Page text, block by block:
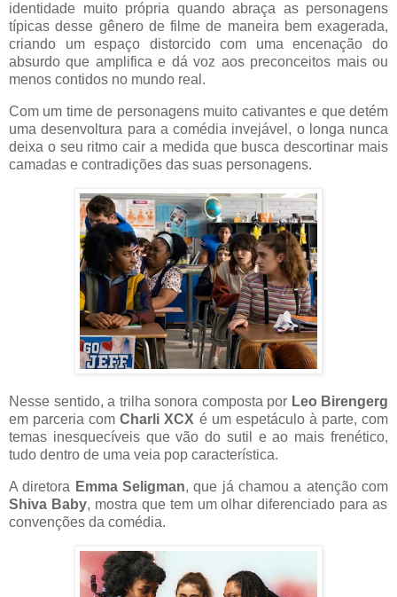
identidade muito própria quando abraça as personagens
típicas desse gênero de filme de maneira bem exagerada,
criando um espaço distorcido com uma encenação do
absurdo que amplifica e dá voz aos preconceitos mais ou
menos contidos no mundo real.
Com um time de personagens muito cativantes e que detém
uma desenvoltura para a comédia invejável, o longa nunca
deixa o seu ritmo cair a medida que busca descortinar mais
camadas e contradições das suas personagens.
Nesse sentido, a trilha sonora composta por Leo Birengerg
em parceria comCharli XCX é um espetáculo à parte, com
temas inesquecíveis que vão do sutil e ao mais frenético,
tudo dentro de uma veia pop característica.
A diretora Emma Seligman, que já chamou a atenção com
Shiva Baby, mostra que tem um olhar diferenciado para as
convenções da comédia.